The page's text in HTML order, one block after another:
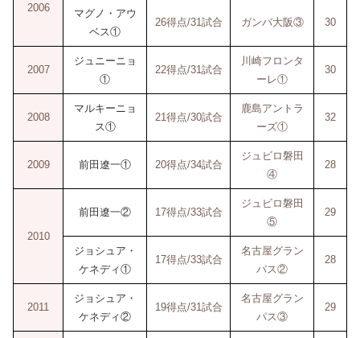
2006
マグノ・アウ
ベス①
26得点/31試合 ガンバ大阪③ 30
2007
ジュニーニョ
①
22得点/31試合
川崎フロンタ
ーレ①
30
2008
マルキーニョ
ス①
21得点/30試合
鹿島アントラ
ーズ①
32
2009 前田遼一① 20得点/34試合
ジュビロ磐田
④
28
2010
前田遼一② 17得点/33試合
ジュビロ磐田
⑤
29
ジョシュア・
ケネディ①
17得点/33試合
名古屋グラン
パス②
28
2011
ジョシュア・
ケネディ②
19得点/31試合
名古屋グラン
パス③
29